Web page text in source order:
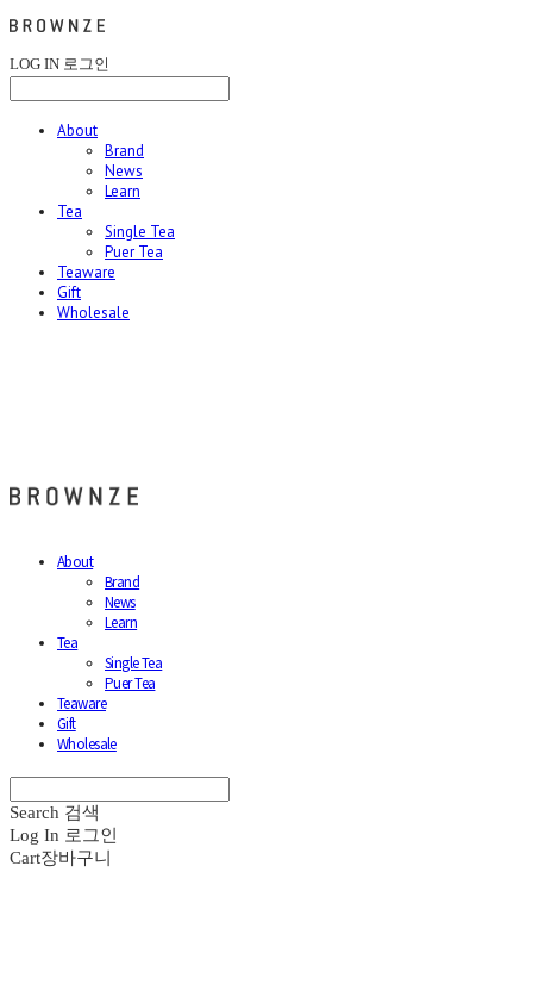
LOG IN 로그인
About
Brand
News
Learn
Tea
Single Tea
Puer Tea
Teaware
Gift
Wholesale
About
Brand
News
Learn
Tea
Single Tea
Puer Tea
Teaware
Gift
Wholesale
Search 검색
Log In 로그인
Cart장바구니